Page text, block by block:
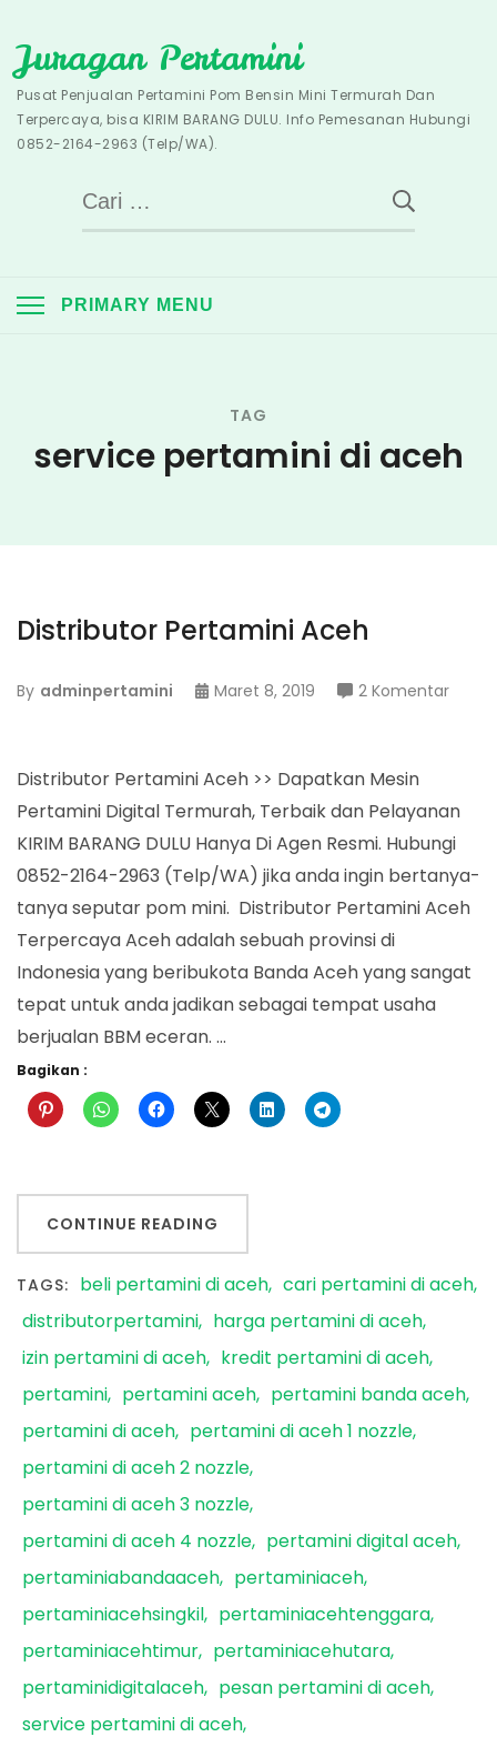
to
content
Juragan Pertamini
Pusat Penjualan Pertamini Pom Bensin Mini Termurah Dan
Terpercaya, bisa KIRIM BARANG DULU. Info Pemesanan Hubungi
0852-2164-2963 (Telp/WA).
Cari
untuk:
PRIMARY MENU
TAG
service pertamini di aceh
Distributor Pertamini Aceh
By adminpertamini Maret 8, 2019 2 Komentarpada
Distributor Pertamini Aceh >> Dapatkan Mesin
Pertamini Digital Termurah, Terbaik dan Pelayanan
KIRIM BARANG DULU Hanya Di Agen Resmi. Hubungi
0852-2164-2963 (Telp/WA) jika anda ingin bertanya-
tanya seputar pom mini. Distributor Pertamini Aceh
Terpercaya Aceh adalah sebuah provinsi di
Indonesia yang beribukota Banda Aceh yang sangat
tepat untuk anda jadikan sebagai tempat usaha
berjualan BBM eceran. …
Bagikan :
CONTINUE READING
TAGS: beli pertamini di aceh cari pertamini di aceh
distributorpertamini
harga pertamini di aceh
izin pertamini di aceh
kredit pertamini di aceh
pertamini
pertamini aceh
pertamini banda aceh
pertamini di aceh
pertamini di aceh 1 nozzle
pertamini di aceh 2 nozzle
pertamini di aceh 3 nozzle
pertamini di aceh 4 nozzle
pertamini digital aceh
pertaminiabandaaceh
pertaminiaceh
pertaminiacehsingkil
pertaminiacehtenggara
pertaminiacehtimur
pertaminiacehutara
pertaminidigitalaceh
pesan pertamini di aceh
service pertamini di aceh